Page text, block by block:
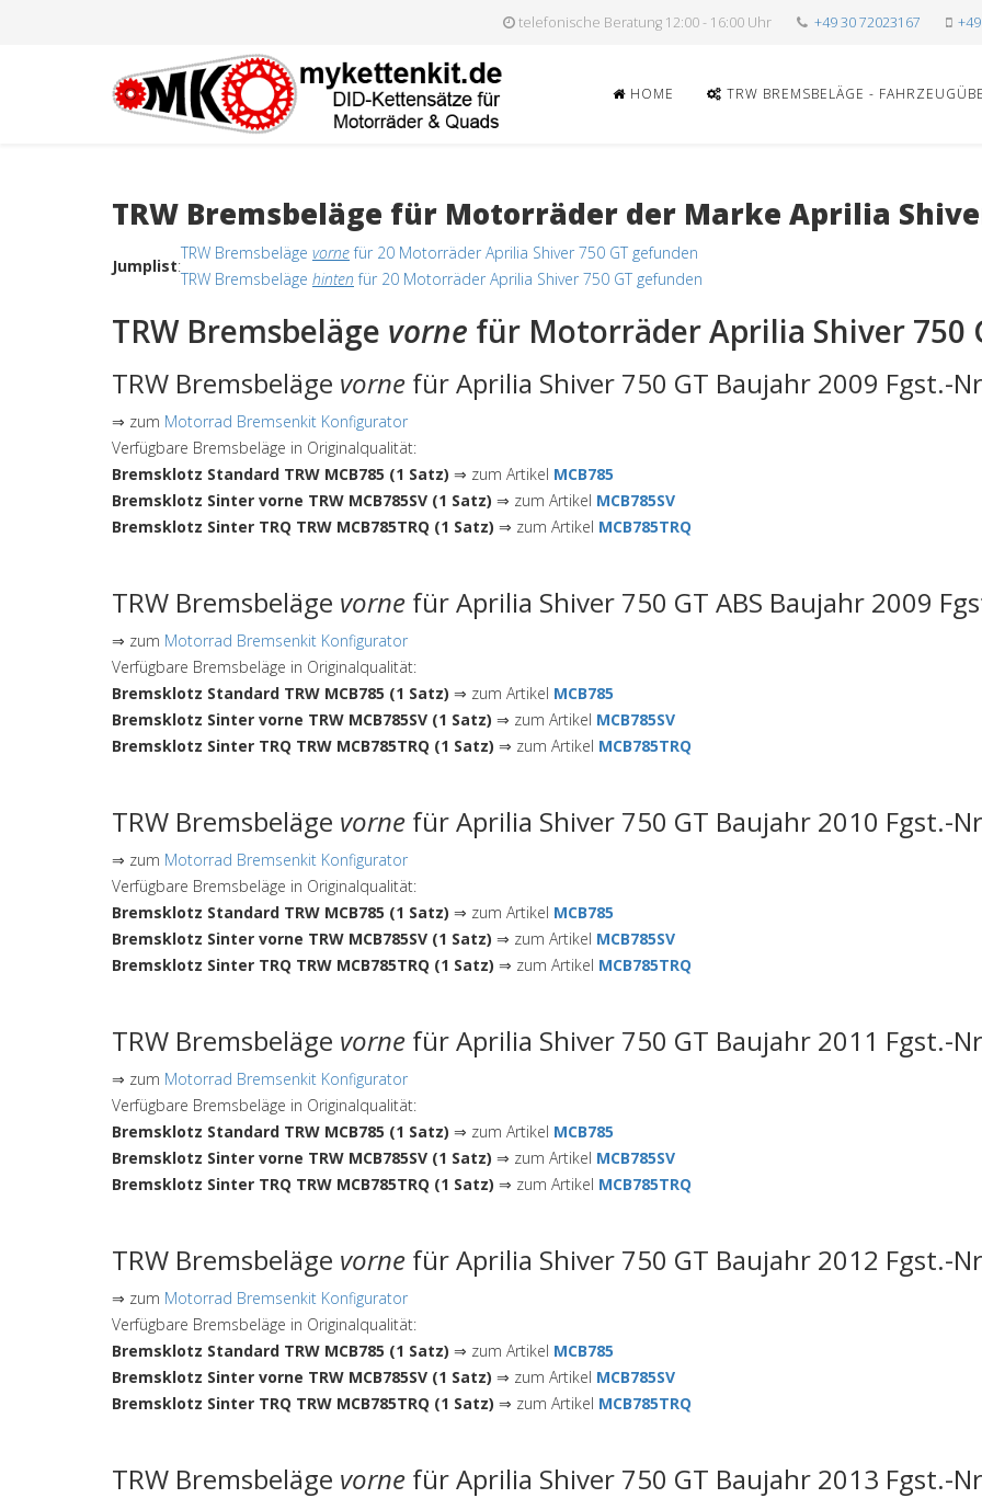
telefonische Beratung 12:00 - 16:00 Uhr +49 30 72023167
HOME TRW BREMSBELÄGE -
TRW Bremsbeläge für Motorräder der Marke Aprilia
Jumplist:
TRW Bremsbeläge vornefür 20 Motorräder Aprilia Shiver 750 GT gefunden
TRW Bremsbeläge hinten für 20 Motorräder Aprilia Shiver 750 GT gefunden
TRW Bremsbeläge vorne für Motorräder Aprilia Shiver 750
TRW Bremsbeläge vorne für Aprilia Shiver 750 GT Baujahr 2009 Fgst.-
⇒ zum Motorrad Bremsenkit Konfigurator
Verfügbare Bremsbeläge in Originalqualität:
Bremsklotz Standard TRW MCB785 (1 Satz) ⇒ zum Artikel MCB785
Bremsklotz Sinter vorne TRW MCB785SV (1 Satz) ⇒ zum Artikel MCB785SV
Bremsklotz Sinter TRQ TRW MCB785TRQ (1 Satz) ⇒ zum Artikel MCB785TRQ
TRW Bremsbeläge vorne für Aprilia Shiver 750 GT ABS Baujahr 2009
⇒ zum Motorrad Bremsenkit Konfigurator
Verfügbare Bremsbeläge in Originalqualität:
Bremsklotz Standard TRW MCB785 (1 Satz) ⇒ zum Artikel MCB785
Bremsklotz Sinter vorne TRW MCB785SV (1 Satz) ⇒ zum Artikel MCB785SV
Bremsklotz Sinter TRQ TRW MCB785TRQ (1 Satz) ⇒ zum Artikel MCB785TRQ
TRW Bremsbeläge vorne für Aprilia Shiver 750 GT Baujahr 2010 Fgst.-
⇒ zum Motorrad Bremsenkit Konfigurator
Verfügbare Bremsbeläge in Originalqualität:
Bremsklotz Standard TRW MCB785 (1 Satz) ⇒ zum Artikel MCB785
Bremsklotz Sinter vorne TRW MCB785SV (1 Satz) ⇒ zum Artikel MCB785SV
Bremsklotz Sinter TRQ TRW MCB785TRQ (1 Satz) ⇒ zum Artikel MCB785TRQ
TRW Bremsbeläge vorne für Aprilia Shiver 750 GT Baujahr 2011 Fgst.-
⇒ zum Motorrad Bremsenkit Konfigurator
Verfügbare Bremsbeläge in Originalqualität:
Bremsklotz Standard TRW MCB785 (1 Satz) ⇒ zum Artikel MCB785
Bremsklotz Sinter vorne TRW MCB785SV (1 Satz) ⇒ zum Artikel MCB785SV
Bremsklotz Sinter TRQ TRW MCB785TRQ (1 Satz) ⇒ zum Artikel MCB785TRQ
TRW Bremsbeläge vorne für Aprilia Shiver 750 GT Baujahr 2012 Fgst.-
⇒ zum Motorrad Bremsenkit Konfigurator
Verfügbare Bremsbeläge in Originalqualität:
Bremsklotz Standard TRW MCB785 (1 Satz) ⇒ zum Artikel MCB785
Bremsklotz Sinter vorne TRW MCB785SV (1 Satz) ⇒ zum Artikel MCB785SV
Bremsklotz Sinter TRQ TRW MCB785TRQ (1 Satz) ⇒ zum Artikel MCB785TRQ
TRW Bremsbeläge vorne für Aprilia Shiver 750 GT Baujahr 2013 Fgst.-